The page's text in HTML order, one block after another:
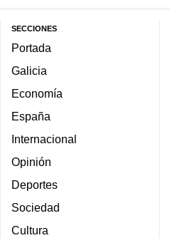
SECCIONES
Portada
Galicia
Economía
España
Internacional
Opinión
Deportes
Sociedad
Cultura